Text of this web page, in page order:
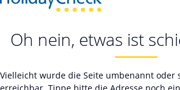
Oh nein, etwas ist
Vielleicht wurde die Seite umbenannt oder